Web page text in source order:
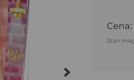
Cena:
Stan